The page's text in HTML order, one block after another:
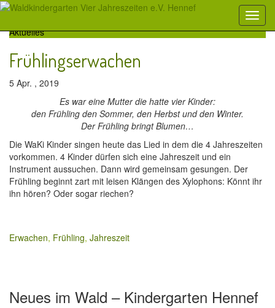
Aktuelles
Frühlingserwachen
5 Apr. , 2019
Es war eine Mutter die hatte vier Kinder:
den Frühling den Sommer, den Herbst und den Winter.
Der Frühling bringt Blumen…
Die WaKi Kinder singen heute das Lied in dem die 4 Jahreszeiten
vorkommen. 4 Kinder dürfen sich eine Jahreszeit und ein
Instrument aussuchen. Dann wird gemeinsam gesungen. Der
Frühling beginnt zart mit leisen Klängen des Xylophons: Könnt ihr
ihn hören? Oder sogar riechen?
Erwachen, Frühling, Jahreszeit
Neues im Wald – Kindergarten Hennef